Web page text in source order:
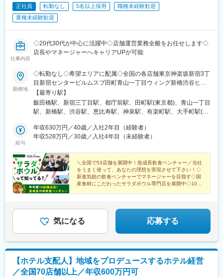
正社員 転勤なし 5名以上採用
職種未経験歓迎
業種未経験歓迎
仕事内容
◇20代30代が中心に活躍中◇店舗運営業務全般をお任せします◇
店長やマネージャーへキャリアUPが可能
勤務地
◇転勤なし◇希望エリアに配属◇全国の各店舗東京神楽坂新宿3丁
目新宿センタービルムスブ田町青山一丁目ウィング新橋渋谷ヒカ
リエShinQs東横のれん街恵比寿渋谷道玄坂通有楽町イトシア大手
町日本橋高島屋S.C.銀座ノボ丸の内オアゾ東京ミッドタウン八重
洲自由が丘北千住マルイ東京ドームシティ ラクーア羽田空港第1
ミネ荻窪池袋神奈川FOOD&TIME ISETAN YOKOHAMA横浜ポルタ
アトレ川崎埼玉ルミネ大宮浦和パルコ千葉成田空港第１ターミナ
ンロード名古屋ユニモール名古屋栄セントラルパーク京都京都ラ
クエ四条烏丸京都高島屋S.C.大阪エキマルシェ大阪大丸梅田ホワ
イティ梅田クリスタ長堀ディアモール大阪兵庫神戸さんちか阪急
西宮ガーデンズ岡山岡山一番街店広島ミナモア広島店福岡アミュ
プラザ博多天神地下街ONE FUKUOKA BLDG.
【最寄り駅】
飯田橋駅、新宿三丁目駅、都庁前駅、田町駅(東京都)、青山一丁目
駅、新橋駅、渋谷駅、恵比寿駅、神泉駅、有楽町駅、大手町駅(東
自由が丘駅、錦糸町駅、北千住駅、後楽園駅、羽田空港第２ター
ミナル駅(東京モノレール・ＡＮＡ利用)、荻窪駅、吉祥寺駅、立川
山おおたかの森駅、栄駅(愛知県)、名鉄名古屋駅、国際センター
駅、久屋大通駅、四条駅(京都市営)、京都河原町駅、東梅田駅、大
阪駅、長堀橋駅、神戸三宮駅(阪急・神戸高速)、西宮北口駅、岡山
駅、広島駅、博多駅、西鉄福岡駅、天神駅、牛込神楽坂駅、新宿
駅(東京メトロ)、新宿西口駅、三田駅(東京都)、乃木坂駅、内幸町
京都)、井の頭公園駅、立川北駅、神奈川駅、新高島駅、京急川崎
駅、栄町駅(愛知県)、近鉄名古屋駅、烏丸駅、祇園四条駅、梅田駅
都)、奥沢駅、水道橋駅、立川南駅、高島町駅、矢場町駅、名古屋
駅、烏丸御池駅、三条駅(京都府)、大阪梅田駅(阪急線)、堺筋本町
駅、三宮駅(神戸市営)、西川緑道公園駅、猿猴橋町駅、天神南駅
給与
年収630万円／40歳／入社2年目（経験者）
年収528万円／30歳／入社4年目（未経験者）
＼全国で53店舗を展開中！急成長飲食ベンチャー／当社
をうまく使って、あなたの理想を実現させて下さい！◇
新進気鋭の飲食ベンチャーでマネージャーを目指す◇国
産食材にこだわったサラダボウル専門店を展開中◇100
気になる 応募する
【ホテル支配人】地域をプロデュースするホテル経営
／全国70店舗以上／年収600万円可